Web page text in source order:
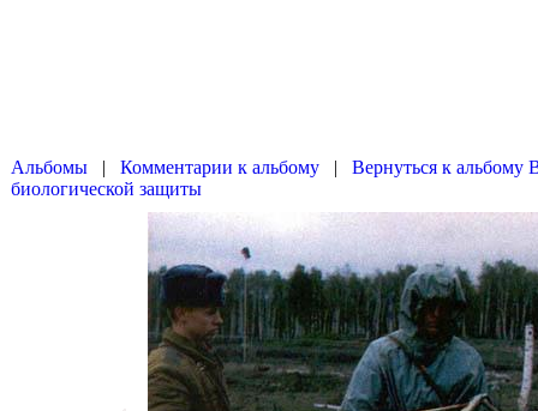
| | Вернуться к альбому